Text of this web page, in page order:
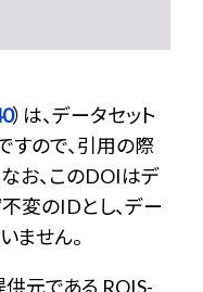
）は、データセット
ので、引用の際
お、このDOIはデ
変のIDとし、デー
ません。
元である ROIS-